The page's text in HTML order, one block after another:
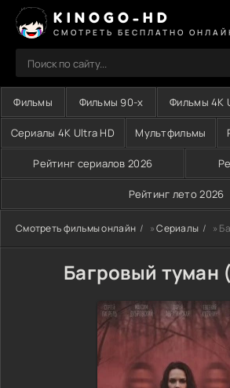
KINOGO-HD
СМОТРЕТЬ БЕСПЛАТНО
Фильмы Фильмы 90-х Фильмы 4K
Сериалы 4K Ultra HD Мультфильмы
Рейтинг сериалов 2026
Рейтинг лето 2026
Смотреть фильмы онлайн »Сериалы »
Багровый туман